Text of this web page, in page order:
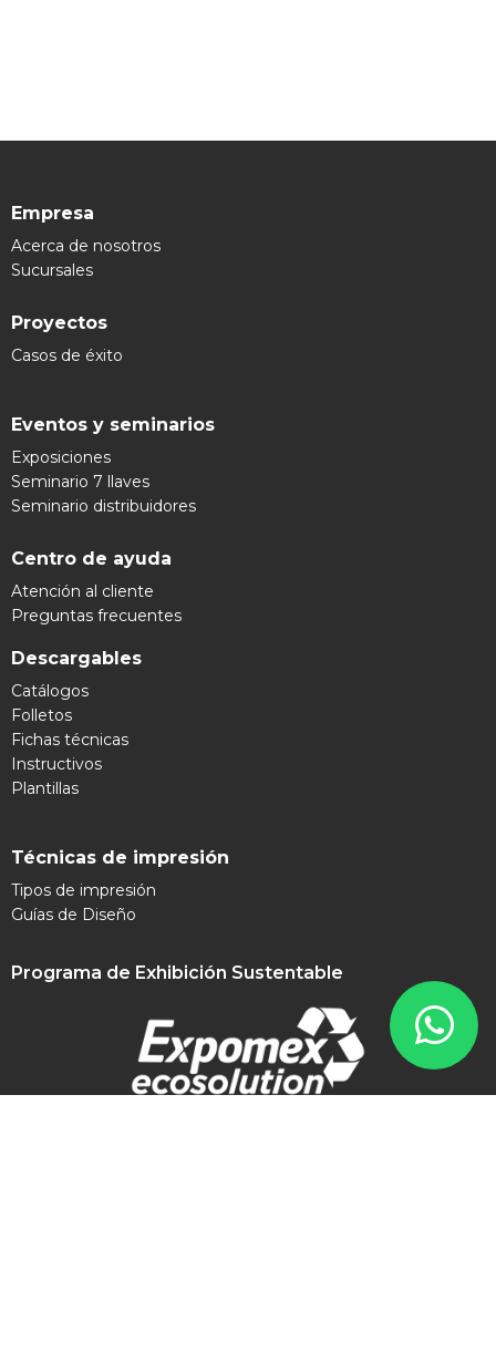
Empresa
Acerca de nosotros
Sucursales
Proyectos
Casos de éxito
Eventos y seminarios
Exposiciones
Seminario 7 llaves
Seminario distribuidores
Centro de ayuda
Atención al cliente
Preguntas frecuentes
Descargables
Catálogos
Folletos
Fichas técnicas
Instructivos
Plantillas
Técnicas de impresión
Tipos de impresión
Guías de Diseño
Programa de Exhibición Sustentable